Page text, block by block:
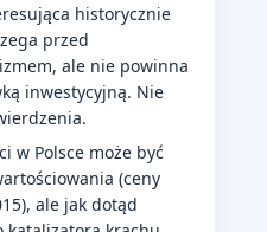
historycznie
przed
ale nie powinna
inwestycyjną. Nie
w Polsce może być
(ceny
ale jak dotąd